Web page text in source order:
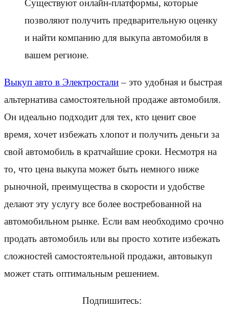
Существуют онлайн-платформы, которые
позволяют получить предварительную оценку
и найти компанию для выкупа автомобиля в
вашем регионе.
Выкуп авто в Электростали– это удобная и быстрая
альтернатива самостоятельной продаже автомобиля.
Он идеально подходит для тех, кто ценит свое
время, хочет избежать хлопот и получить деньги за
свой автомобиль в кратчайшие сроки. Несмотря на
то, что цена выкупа может быть немного ниже
рыночной, преимущества в скорости и удобстве
делают эту услугу все более востребованной на
автомобильном рынке. Если вам необходимо срочно
продать автомобиль или вы просто хотите избежать
сложностей самостоятельной продажи, автовыкуп
может стать оптимальным решением.
Подпишитесь: